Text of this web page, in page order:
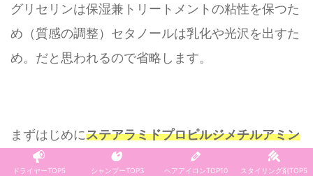
グリセリンは保湿兼トリートメントの粘性を保つた
め（質感の調整）セタノールは乳化や光沢を出すた
め。だと思われるので省略します。
まずはじめにステアラミドプロピルジメチルアミン
が目に入ってきますが、こちらもかなり優秀な成分
ドライヤーTOP5 シャンプーTOP3 ヘアアイロンTOP10 スタイリング剤TOP5